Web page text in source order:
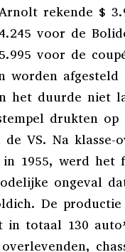
rekende $
voor de
voor de
worden afgesteld
het duurde niet
drukten op
VS. Na klasse-
1955, werd het
ongeval
De
in totaal 130